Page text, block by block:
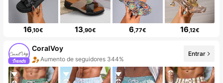
16,10€ 13,90€ 6,77€ 16,12€
CoralVoy
Aumento de seguidores 344%
Entrar